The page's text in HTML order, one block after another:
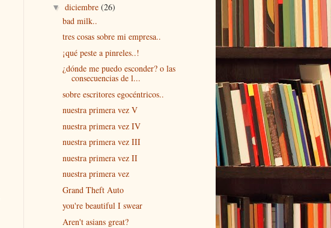
▼ diciembre (26)
bad milk..
tres cosas sobre mi empresa..
¡qué peste a pinreles..!
¿dónde me puedo esconder? o las
consecuencias de l...
sobre escritores egocéntricos..
nuestra primera vez V
nuestra primera vez IV
nuestra primera vez III
nuestra primera vez II
nuestra primera vez
Grand Theft Auto
you're beautiful I swear
Aren't asians great?